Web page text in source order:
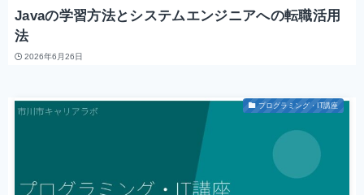
Javaの学習方法とシステムエンジニアへの転職活用
法
2026年6月26日
プログラミング・IT講座